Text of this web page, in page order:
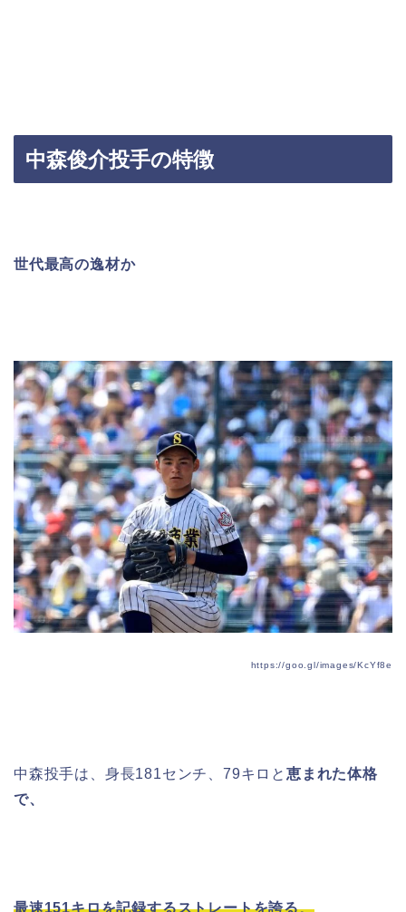
中森俊介投手の特徴
世代最高の逸材か
https://goo.gl/images/KcYf8e
中森投手は、身長181センチ、79キロと恵まれた体格
で、
最速151キロを記録するストレートを誇る。